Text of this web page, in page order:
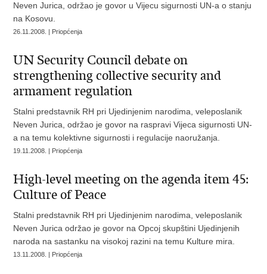
Neven Jurica, održao je govor u Vijecu sigurnosti UN-a o stanju
na Kosovu.
26.11.2008. | Priopćenja
UN Security Council debate on
strengthening collective security and
armament regulation
Stalni predstavnik RH pri Ujedinjenim narodima, veleposlanik
Neven Jurica, održao je govor na raspravi Vijeca sigurnosti UN-
a na temu kolektivne sigurnosti i regulacije naoružanja.
19.11.2008. | Priopćenja
High-level meeting on the agenda item 45:
Culture of Peace
Stalni predstavnik RH pri Ujedinjenim narodima, veleposlanik
Neven Jurica održao je govor na Opcoj skupštini Ujedinjenih
naroda na sastanku na visokoj razini na temu Kulture mira.
13.11.2008. | Priopćenja